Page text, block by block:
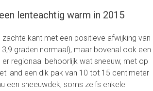
lenteachtig warm in 2015
kant met een positieve afwijking van
graden normaal), maar bovenal ook een
regionaal behoorlijk wat sneeuw, met op
land een dik pak van 10 tot 15 centimeter
een sneeuwdek, soms zelfs enkele